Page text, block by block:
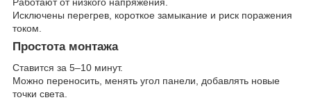
Исключены перегрев, короткое замыкание и риск поражения
током.
Простота монтажа
Ставится за 5–10 минут.
Можно переносить, менять угол панели, добавлять новые
точки света.